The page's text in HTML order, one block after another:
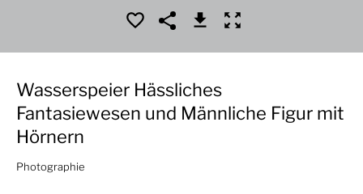
Wasserspeier Hässliches
Fantasiewesen und Männliche Figur mit
Hörnern
Photographie